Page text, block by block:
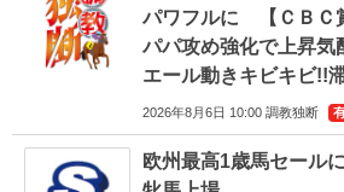
パワフルに 【ＣＢＣ
パパ攻め強化で上昇気
エール動きキビキビ!!
2026年8月6日 10:00 調教独断
欧州最高1歳馬セール